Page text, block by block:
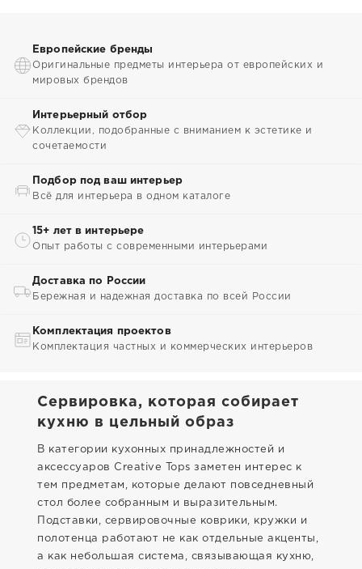
Европейские бренды
Оригинальные предметы интерьера от европейских и
мировых брендов
Интерьерный отбор
Коллекции, подобранные с вниманием к эстетике и
сочетаемости
Подбор под ваш интерьер
Всё для интерьера в одном каталоге
15+ лет в интерьере
Опыт работы с современными интерьерами
Доставка по России
Бережная и надежная доставка по всей России
Комплектация проектов
Комплектация частных и коммерческих интерьеров
Сервировка, которая собирает
кухню в цельный образ
В категории кухонных принадлежностей и
аксессуаров Creative Tops заметен интерес к
тем предметам, которые делают повседневный
стол более собранным и выразительным.
Подставки, сервировочные коврики, кружки и
полотенца работают не как отдельные акценты,
а как небольшая система, связывающая кухню,